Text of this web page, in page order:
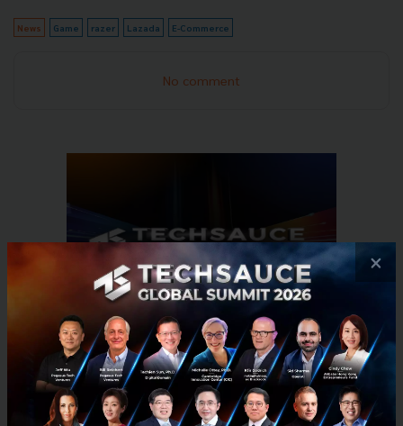
News Game razer Lazada E-Commerce
No comment
×